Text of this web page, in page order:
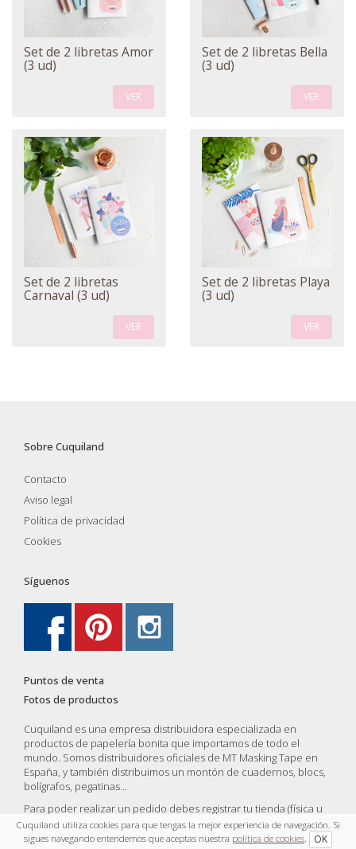
Set de 2 libretas Amor
(3 ud)
VER
Set de 2 libretas Bella
(3 ud)
VER
Set de 2 libretas
Carnaval (3 ud)
VER
Set de 2 libretas Playa
(3 ud)
VER
Sobre Cuquiland
Contacto
Aviso legal
Política de privacidad
Cookies
Síguenos
Puntos de venta
Fotos de productos
Cuquiland es una empresa distribuidora especializada en
productos de papelería bonita que importamos de todo el
mundo. Somos distribuidores oficiales de MT Masking Tape en
España, y también distribuimos un montón de cuadernos, blocs,
bolígrafos, pegatinas...
Para poder realizar un pedido debes registrar tu tienda (física u
online) y una vez validada por nosotros podrás compras y vender
nuestros productos.
Cuquiland utiliza cookies para que tengas la mejor experiencia de navegación. Si
sigues navegando entendemos que aceptas nuestra política de cookies OK